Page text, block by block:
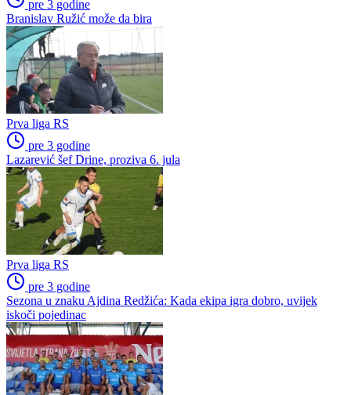
Liga višeg ranga
m:tel Premijer liga BiH
Niži rang
Druga liga RS – Zapad
Druga liga RS – Istok
Poslednje vesti
Prva liga RS
pre 3 godine
Branislav Ružić može da bira